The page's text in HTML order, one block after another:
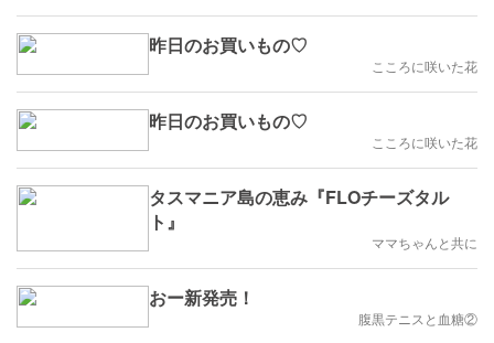
昨日のお買いもの♡
こころに咲いた花
昨日のお買いもの♡
こころに咲いた花
タスマニア島の恵み『FLOチーズタル
ト』
ママちゃんと共に
おー新発売！
腹黒テニスと血糖②